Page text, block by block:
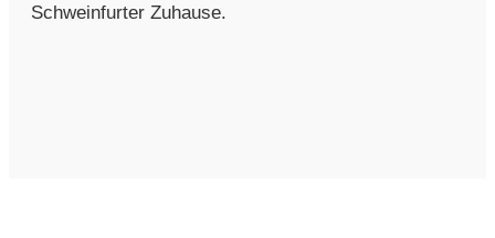
Schweinfurter Zuhause.